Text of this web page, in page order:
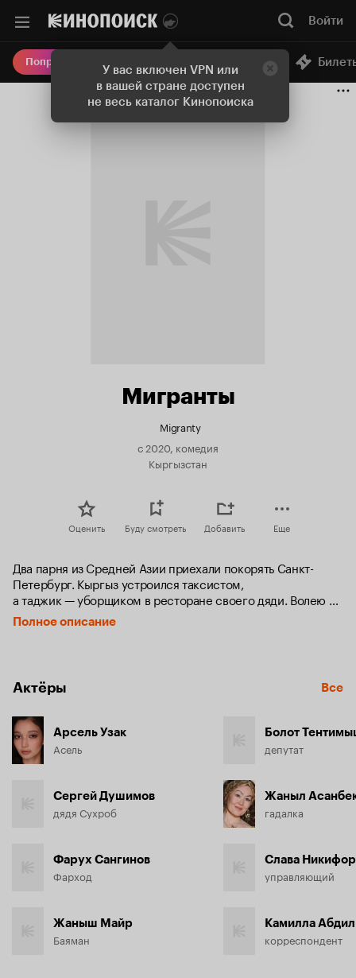
У вас включен VPN или
в вашей стране доступен
не весь каталог Кинопоиска
Войти
Попробовать Плюс Онлайн-кинотеатр
Мигранты
Migranty
с 2020, комедия
Кыргызстан
Оценить Буду смотреть Добавить Еще
Два парня из Средней Азии приехали покорять Санкт-
Петербург. Кыргыз устроился таксистом,
а таджик — уборщиком в ресторане своего дяди. Волею
судеб они встречаются и становятся друзьями. И в
результате непредвиденных обстоятельств
таким же мигрантам.
Полное описание
Актёры Все
Арсель Узак
Асель
Сергей Душимов
дядя Сухроб
Фарух Сангинов
Фарход
Жаныш Майр
Баяман
Болот
депутат
Жаныл
гадалка
Слава
управляющий
Камилла Абдил
корреспондент